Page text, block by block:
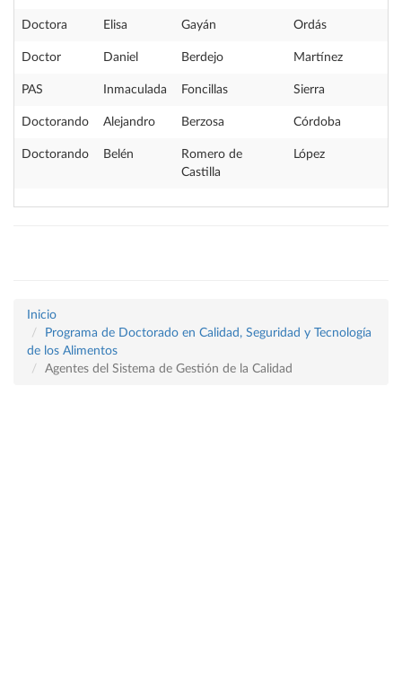
Doctora Elisa Gayán Ordás
Doctor Daniel Berdejo Martínez
PAS Inmaculada Foncillas Sierra
Doctorando Alejandro Berzosa Córdoba
Doctorando Belén
Romero de
Castilla
López
Inicio
Programa de Doctorado en Calidad, Seguridad y Tecnología
de los Alimentos
Agentes del Sistema de Gestión de la Calidad